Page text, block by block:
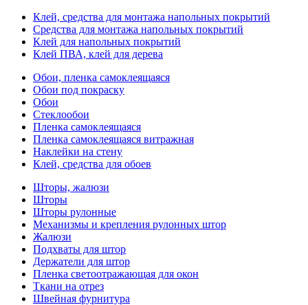
Клей, средства для монтажа напольных покрытий
Средства для монтажа напольных покрытий
Клей для напольных покрытий
Клей ПВА, клей для дерева
Обои, пленка самоклеящаяся
Обои под покраску
Обои
Стеклообои
Пленка самоклеящаяся
Пленка самоклеящаяся витражная
Наклейки на стену
Клей, средства для обоев
Шторы, жалюзи
Шторы
Шторы рулонные
Механизмы и крепления рулонных штор
Жалюзи
Подхваты для штор
Держатели для штор
Пленка светоотражающая для окон
Ткани на отрез
Швейная фурнитура